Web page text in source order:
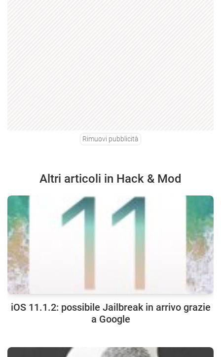
Rimuovi pubblicità
Altri articoli in Hack & Mod
iOS 11.1.2: possibile Jailbreak in arrivo grazie
a Google